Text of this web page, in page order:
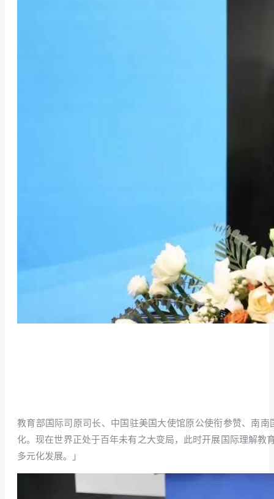
教育部国际司原司长、中国驻美国大使馆原公使衔参赞、南
化。现在世界正处于百年未有之大变局，此时开展国际理解
多元化发展。」